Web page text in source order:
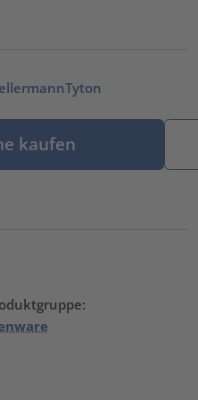
kaufen